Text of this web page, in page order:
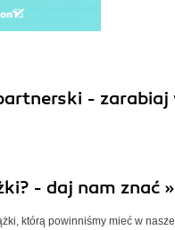
- zarabiaj
- daj nam znać »
którą powinniśmy mieć w